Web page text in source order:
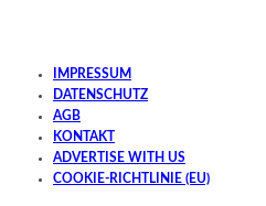
IMPRESSUM
DATENSCHUTZ
AGB
KONTAKT
ADVERTISE WITH US
COOKIE-RICHTLINIE (EU)